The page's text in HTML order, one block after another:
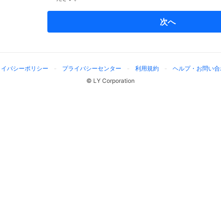
次へ
バシーポリシー プライバシーセンター 利用規約
ヘルプ・お問い
© LY Corporation